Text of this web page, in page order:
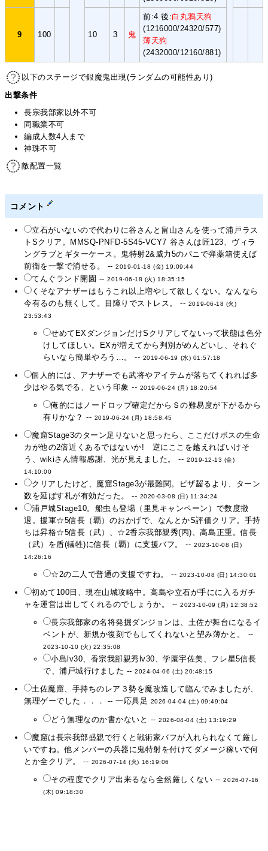
9 100 10 3 鬼
前:4 後:白丸鴉天狗
(1216000/24320/577)
薄天狗
(2432000/12160/881)
以下のステージで銀魔鬼出現(ランダムの可能性あり)
出撃条件
長宗我部家以外不可
同職業不可
編成人数4人まで
神珠不可
敵配置一覧
コメント
立石がいないので代わりに谷さんと畠山さんを使って浦戸ラス
トSクリア。MMSQ-PNFD-5S45-VCY7 谷さんは匠123、ヴィラ
ングラブとギターケース。鬼特射2&威力5のパニで弾薬箱使えば
前衛を一撃で消せる。 --2019-01-18 (金) 19:09:44
てんぐランド開園 --2019-06-18 (火) 18:35:15
くそなアナザーはもうこれ以上増やして欲しくない。なんなら
今有るのも無くして。目障りでストレス。 -- 2019-06-18 (火)
23:53:43
せめてEXダンジョンだけSクリアしてないって状態は色分
けしてほしい。EXが増えてから判別がめんどいし、それぐ
らいなら簡単やろう…。 -- 2019-06-19 (水) 01:57:18
個人的には、アナザーでも武将やアイテムが落ちてくれれば多
少はやる気でる、という印象 -- 2019-06-24 (月) 18:20:54
俺的にはノードロップ確定だからＳの難易度が下がるから
有りかな？ -- 2019-06-24 (月) 18:58:45
魔窟Stage3のターン足りないと思ったら、ここだけボスの生命
カが他の2倍近くあるではないか! 逆にここを越えればいけそ
う、wikiさん情報感謝、光が見えました。 -- 2019-12-13 (金)
14:10:00
クリアしたけど、魔窟Stage3が最難関。ピザ齧るより、ターン
数を延ばす札が有効だった。 -- 2020-03-08 (日) 11:34:24
浦戸城Stage10。船虫も登場（里見キャンペーン）で数度撤
退。援軍☆5信長（覇）のおかげで、なんとかS評価クリア。手持
ちは昇格☆5信長（武）、☆2香宗我部親秀(丙)、高島正重。信長
（武）を盾(犠牲)に信長（覇）に支援バフ。 -- 2023-10-08 (日)
14:26:16
☆2の二人で普通の支援ですね。 -- 2023-10-08 (日) 14:30:01
初めて100日、現在山城攻略中。高島や立石が手にに入るガチ
ャを運営は出してくれるのでしょうか。 --2023-10-09 (月) 12:38:52
長宗我部家の名将発掘ダンジョンは、土佐が舞台になるイ
ベントが、新規か復刻でもしてくれないと望み薄かと。 --
2023-10-10 (火) 22:35:08
小島lv30、香宗我部親秀lv30、学園宇佐美、フレ星5信長
で、浦戸城行けました --2024-04-06 (土) 20:48:15
土佐魔窟、手持ちのレア３勢を魔改造して臨んでみましたが、
無理ゲーでした．．． -- 一応具足
2026-04-04 (土) 09:49:04
どう無理なのか書かないと --2026-04-04 (土) 13:19:29
魔窟は長宗我部盛親で行くと戦術家バフが入れられなくて厳し
いですね。他メンバーの兵器に鬼特射を付けてダメージ稼いで何
とか全クリア。 -- 2026-07-14 (火) 16:19:06
その程度でクリア出来るなら全然厳しくない --2026-07-16
(木) 09:18:30